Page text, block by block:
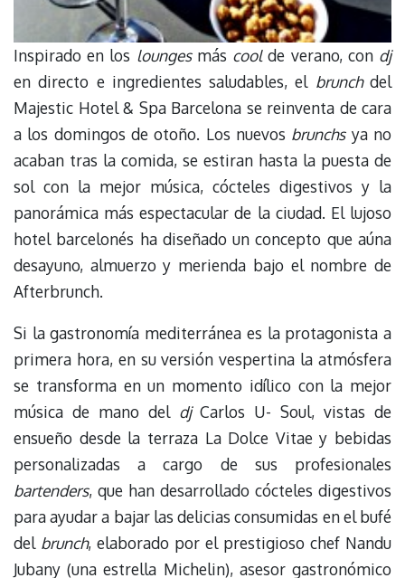
Inspirado en los loungesmás coolde verano, con dj
en directo e ingredientes saludables, el brunchdel
Majestic Hotel & Spa Barcelona se reinventa de cara
a los domingos de otoño. Los nuevos brunchsya no
acaban tras la comida, se estiran hasta la puesta de
sol con la mejor música, cócteles digestivos y la
panorámica más espectacular de la ciudad. El lujoso
hotel barcelonés ha diseñado un concepto que aúna
desayuno, almuerzo y merienda bajo el nombre de
Afterbrunch.
Si la gastronomía mediterránea es la protagonista a
primera hora, en su versión vespertina la atmósfera
se transforma en un momento idílico con la mejor
música de mano del djCarlos U- Soul, vistas de
ensueño desde la terraza La Dolce Vitae y bebidas
personalizadas a cargo de sus profesionales
bartenders, que han desarrollado cócteles digestivos
para ayudar a bajar las delicias consumidas en el bufé
del brunch, elaborado por el prestigioso chef Nandu
Jubany (una estrella Michelin), asesor gastronómico